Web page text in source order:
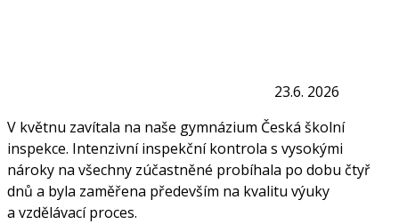
23.6. 2026
V květnu zavítala na naše gymnázium Česká školní
inspekce. Intenzivní inspekční kontrola s vysokými
nároky na všechny zúčastněné probíhala po dobu čtyř
dnů a byla zaměřena především na kvalitu výuky
a vzdělávací proces.